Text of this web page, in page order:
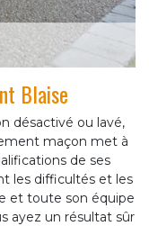
Blaise
désactivé ou lavé,
maçon met à
de ses
les difficultés et les
et toute son équipe
ayez un résultat sûr